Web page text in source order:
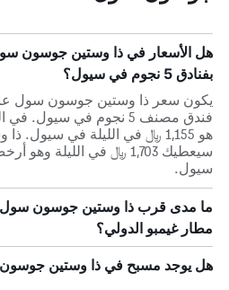
هل الأسعار في ذا وستين جوسون سول
بفنادق 5 نجوم في سيول؟
يكون سعر ذا وستين جوسون سول
فندق مصنف 5 نجوم في
هو 1,155 ﷼ في الليلة في
سيول.
ما مدى قرب ذا وستين جوسون
مطار غيمبو الدولي؟
هل يوجد مسبح في ذا وستين